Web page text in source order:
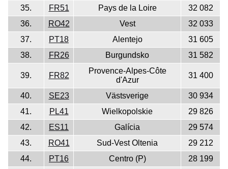
35.
FR51 Pays de la Loire
32 082
36.
RO42 Vest
32 033
37.
PT18 Alentejo
31 605
38.
FR26 Burgundsko 31 582
39. FR82
Provence-Alpes-Côte
d'Azur
31 400
40. SE23 Västsverige
30 934
41.
PL41 Wielkopolskie
29 826
42.
ES11 Galícia
29 574
43.
RO41 Sud-Vest Oltenia
29 212
44.
PT16 Centro (P)
28 199